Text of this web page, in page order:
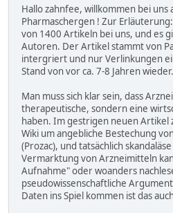
Hallo zahnfee, willkommen bei uns
Pharmaschergen ! Zur
von 1400 Artikeln bei uns, und es
Autoren. Der Artikel stammt von
intergriert und nur Verlinkungen
Stand von vor ca. 7-8 Jahren wieder.
Man muss sich klar sein, dass
therapeutische, sondern eine
haben. Im gestrigen neuen Artikel
Wiki um angebliche Bestechung
(Prozac), und tatsächlich
Vermarktung von Arzneimitteln
Aufnahme" oder woanders
pseudowissenschaftliche
Daten ins Spiel kommen ist das